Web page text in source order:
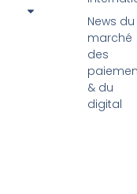
News du
marché
des
& du
digital